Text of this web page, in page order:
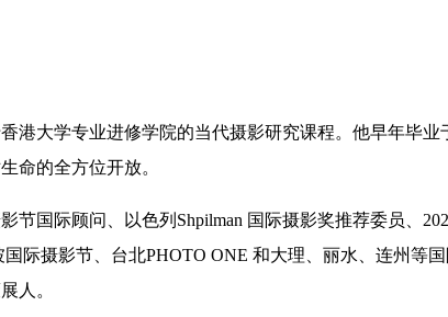
大学专业进修学院的当代摄影研究课程。他早年毕业
命的全方位开放。
国际顾问、以色列Shpilman 国际摄影奖推荐委员、
际摄影节、台北PHOTO ONE 和大理、丽水、连州等
人。